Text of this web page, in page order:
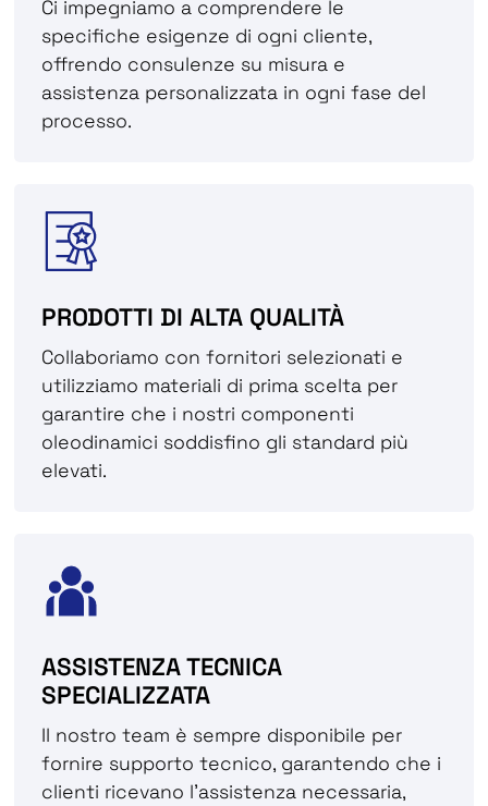
Ci impegniamo a comprendere le
specifiche esigenze di ogni cliente,
offrendo consulenze su misura e
assistenza personalizzata in ogni fase del
processo.
PRODOTTI DI ALTA QUALITÀ
Collaboriamo con fornitori selezionati e
utilizziamo materiali di prima scelta per
garantire che i nostri componenti
oleodinamici soddisfino gli standard più
elevati.
ASSISTENZA TECNICA
SPECIALIZZATA
Il nostro team è sempre disponibile per
fornire supporto tecnico, garantendo che i
clienti ricevano l'assistenza necessaria,